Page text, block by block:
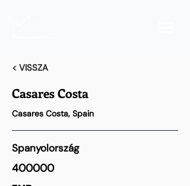
< VISSZA
Casares Costa
Casares Costa, Spain
Spanyolország
400000